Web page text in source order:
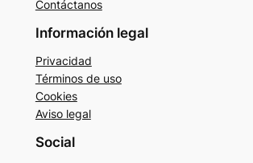
Contáctanos
Información legal
Privacidad
Términos de uso
Cookies
Aviso legal
Social